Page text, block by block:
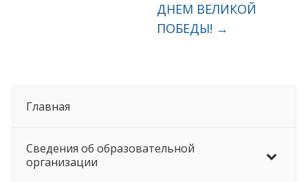
Главная
Сведения об образовательной
организации
ДНЕМ ВЕЛИКОЙ
ПОБЕДЫ! →